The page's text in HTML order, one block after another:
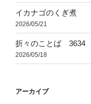
イカナゴのくぎ煮
2026/05/21
折々のことば 3634
2026/05/18
アーカイブ